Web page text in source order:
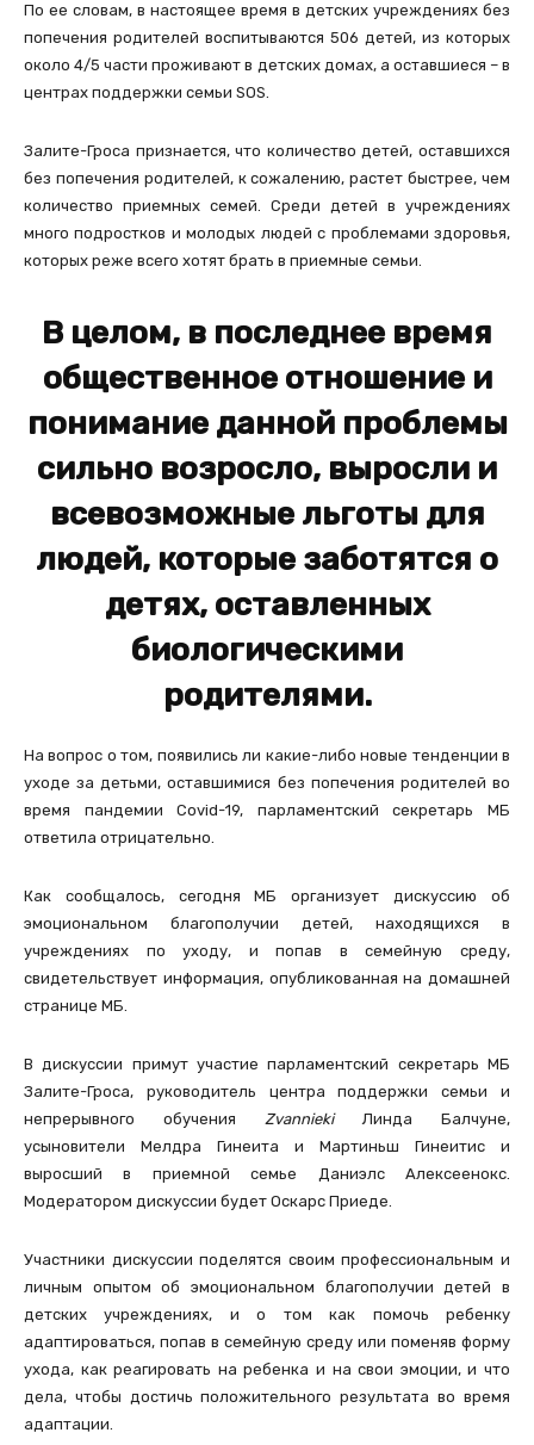
По ее словам, в настоящее время в детских учреждениях без
попечения родителей воспитываются 506 детей, из которых
около 4/5 части проживают в детских домах, а оставшиеся – в
центрах поддержки семьи SOS.
Залите-Гроса признается, что количество детей, оставшихся
без попечения родителей, к сожалению, растет быстрее, чем
количество приемных семей. Среди детей в учреждениях
много подростков и молодых людей с проблемами здоровья,
которых реже всего хотят брать в приемные семьи.
В целом, в последнее время
общественное отношение и
понимание данной проблемы
сильно возросло, выросли и
всевозможные льготы для
людей, которые заботятся о
детях, оставленных
биологическими
родителями.
На вопрос о том, появились ли какие-либо новые тенденции в
уходе за детьми, оставшимися без попечения родителей во
время пандемии Covid-19, парламентский секретарь МБ
ответила отрицательно.
Как сообщалось, сегодня МБ организует дискуссию об
эмоциональном благополучии детей, находящихся в
учреждениях по уходу, и попав в семейную среду,
свидетельствует информация, опубликованная на домашней
странице МБ.
В дискуссии примут участие парламентский секретарь МБ
Залите-Гроса, руководитель центра поддержки семьи и
непрерывного обучения ZvanniekiЛинда Балчуне,
усыновители Мелдра Гинеита и Мартиньш Гинеитис и
выросший в приемной семье Даниэлс Алексеенокс.
Модератором дискуссии будет Оскарс Приеде.
Участники дискуссии поделятся своим профессиональным и
личным опытом об эмоциональном благополучии детей в
детских учреждениях, и о том как помочь ребенку
адаптироваться, попав в семейную среду или поменяв форму
ухода, как реагировать на ребенка и на свои эмоции, и что
дела, чтобы достичь положительного результата во время
адаптации.